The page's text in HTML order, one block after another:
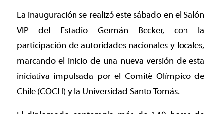
La inauguración se realizó este sábado en el Salón
VIP del Estadio Germán Becker, con la
participación de autoridades nacionales y locales,
marcando el inicio de una nueva versión de esta
iniciativa impulsada por el Comité Olímpico de
Chile (COCH) y la Universidad Santo Tomás.